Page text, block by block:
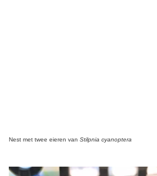
Nest met twee eieren van Stilpnia cyanoptera